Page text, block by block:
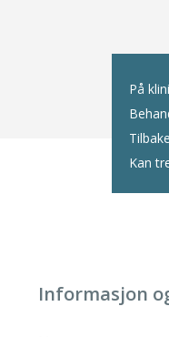
På
Kan
Informasjon